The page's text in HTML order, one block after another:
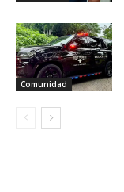
Comunidad